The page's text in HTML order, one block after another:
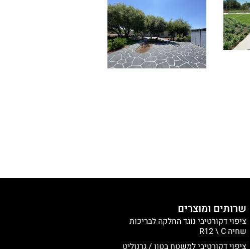
שרותים ומוצרים
ציפוי דקורטיבי נוגד החלקה לבריכות
שחיה R12 \ C
ציפוי דקורטיבי למשטח בטון / גרנוליט